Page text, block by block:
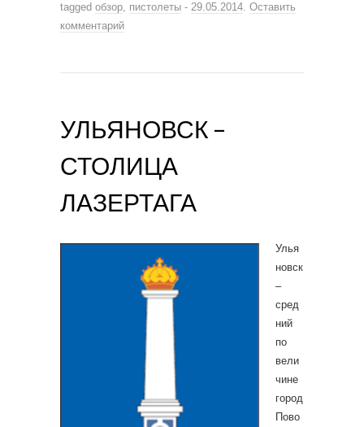
tagged обзор, пистолеты - 29.05.2014. Оставить
комментарий
УЛЬЯНОВСК –
СТОЛИЦА
ЛАЗЕРТАГА
Улья
новск
–
сред
ний
по
вели
чине
город
Пово